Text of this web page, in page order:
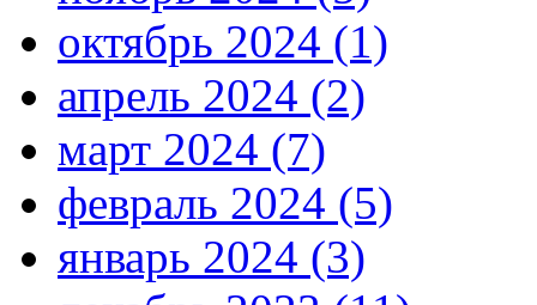
октябрь 2024 (1)
апрель 2024 (2)
март 2024 (7)
февраль 2024 (5)
январь 2024 (3)